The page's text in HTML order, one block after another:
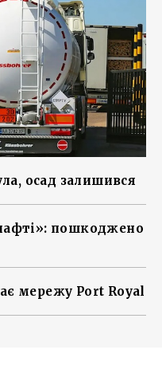
осад залишився
пошкоджено
мережу Port Royal